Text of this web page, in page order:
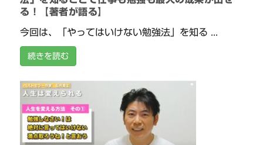
る！【著者が語る】
今回は、「やってはいけない勉強法」を知る ...
続きを読む